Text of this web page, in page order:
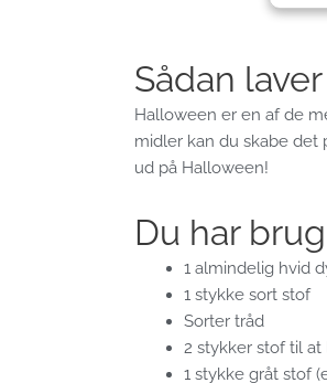
Sådan
Halloween er en af ​​de
midler kan du skabe
ud på Halloween!
Du har
1 almindelig hvid
1 stykke sort stof
Sorter tråd
2 stykker stof til
1 stykke gråt stof